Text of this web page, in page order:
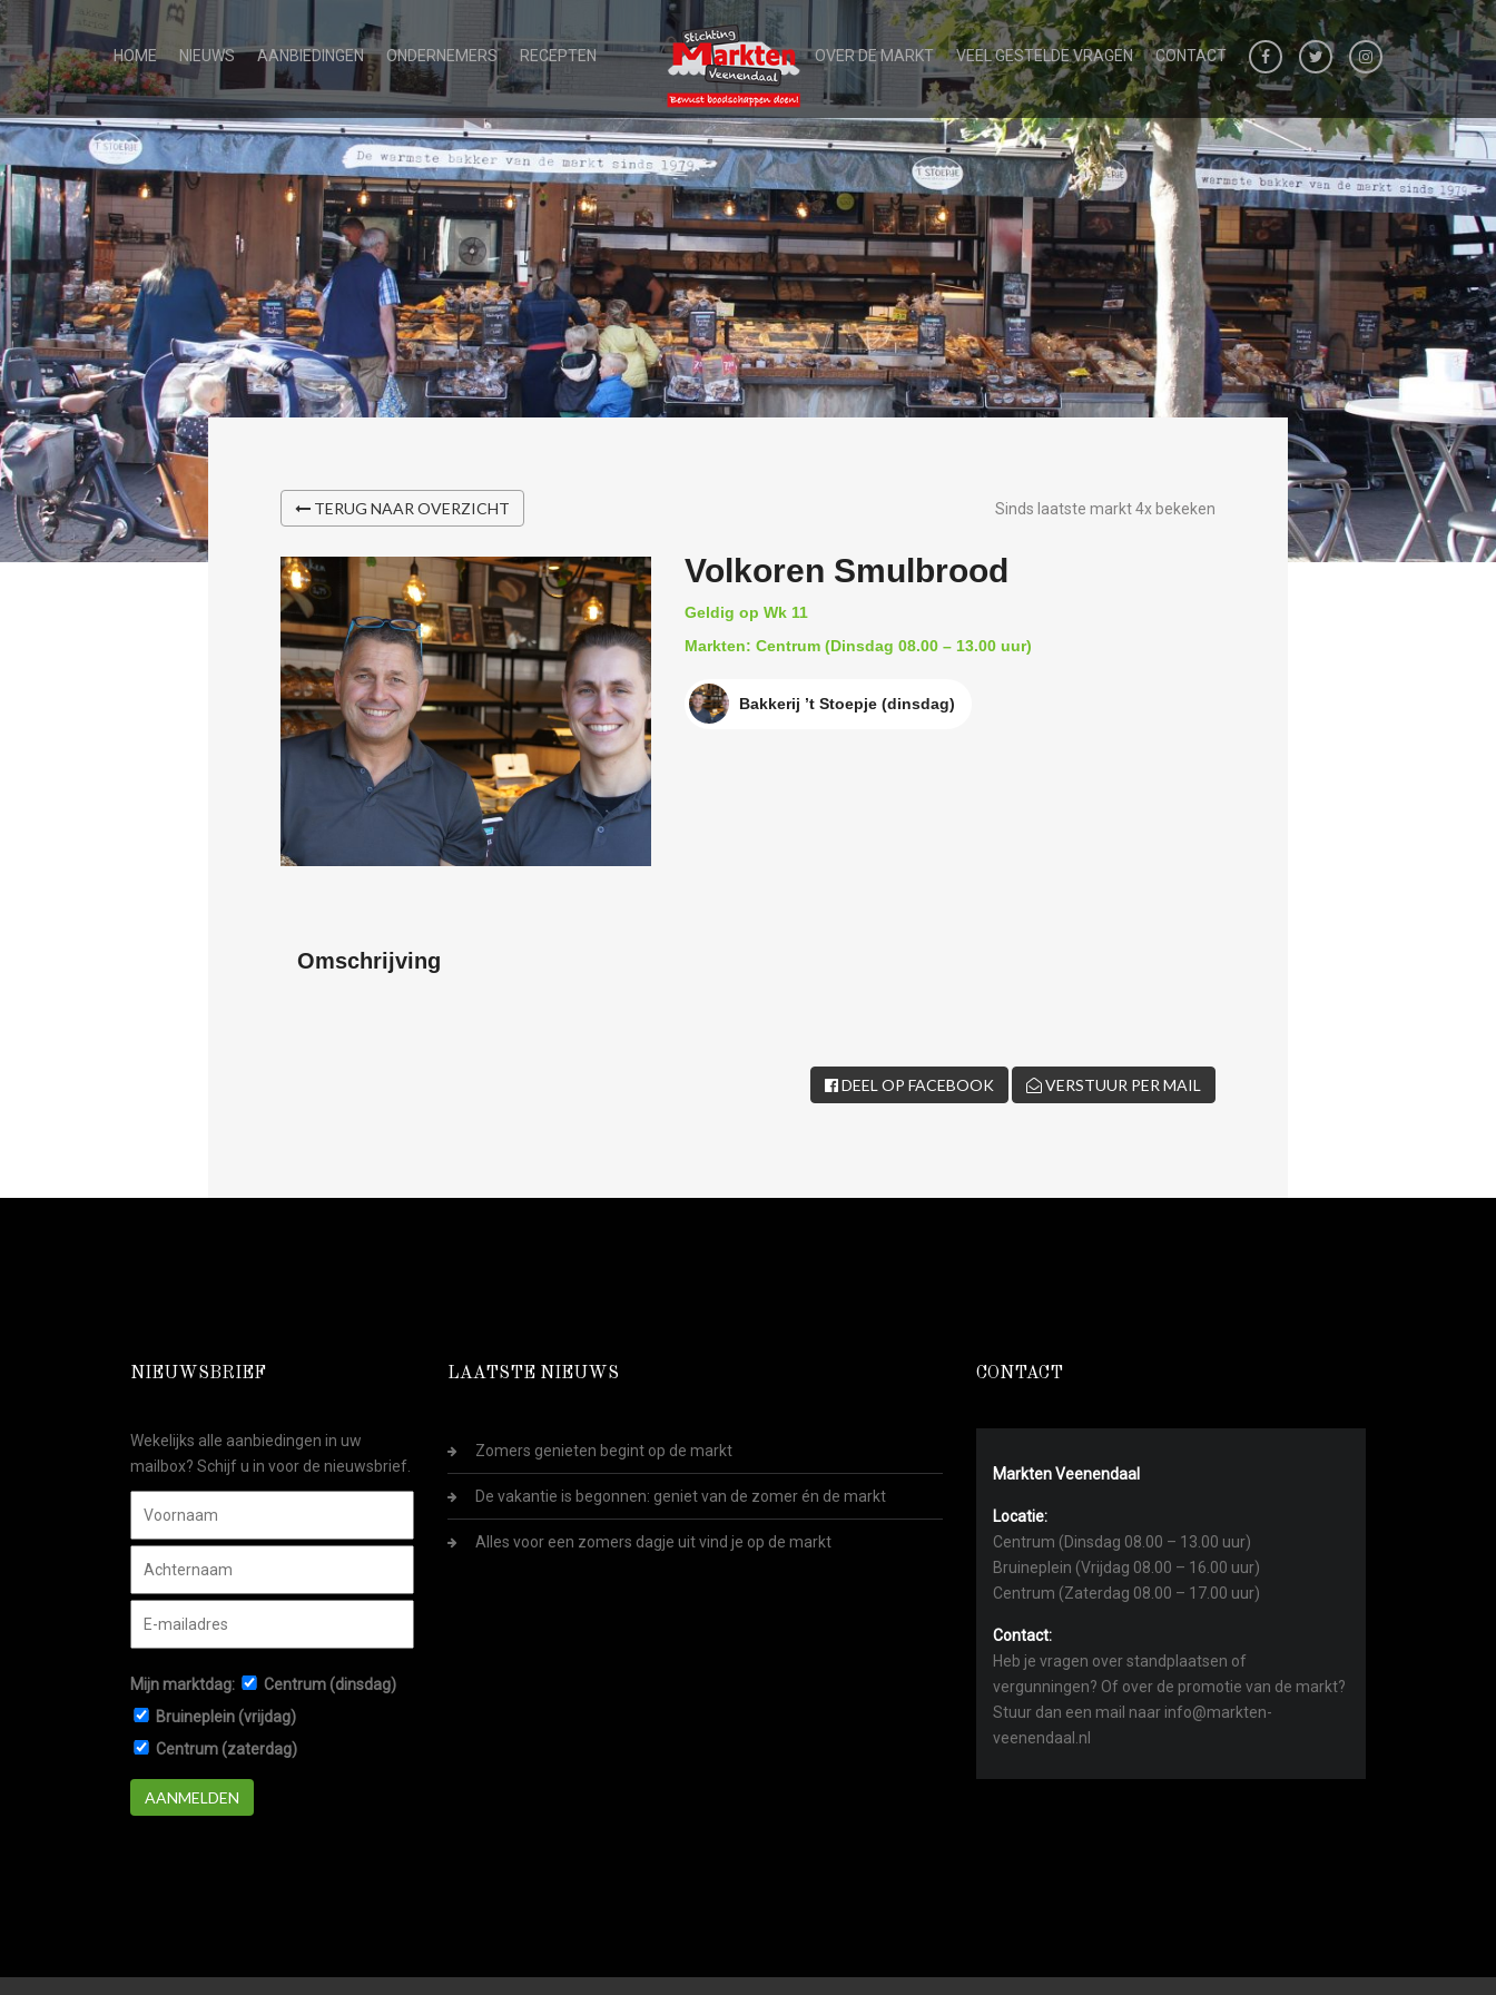
HOME NIEUWS AANBIEDINGEN ONDERNEMERS RECEPTEN OVER DE MARKT VEEL GESTELDE VRAGEN CONTACT
TERUG NAAR OVERZICHT Sinds laatste markt 4x bekeken
Volkoren Smulbrood
Geldig op Wk 11
Markten: Centrum (Dinsdag 08.00 – 13.00 uur)
Bakkerij ’t Stoepje (dinsdag)
Omschrijving
DEEL OP FACEBOOK VERSTUUR PER MAIL
NIEUWSBRIEF
Wekelijks alle aanbiedingen in uw
mailbox? Schijf u in voor de nieuwsbrief.
Mijn marktdag:
Centrum (dinsdag)
Bruineplein (vrijdag)
Centrum (zaterdag)
AANMELDEN
LAATSTE NIEUWS
Zomers genieten begint op de markt
De vakantie is begonnen: geniet van de zomer én de markt
Alles voor een zomers dagje uit vind je op de markt
CONTACT
Markten Veenendaal
Locatie:
Centrum (Dinsdag 08.00 – 13.00 uur)
Bruineplein (Vrijdag 08.00 – 16.00 uur)
Centrum (Zaterdag 08.00 – 17.00 uur)
Contact:
Heb je vragen over standplaatsen of
vergunningen? Of over de promotie van de markt?
Stuur dan een mail naar info@markten-
veenendaal.nl